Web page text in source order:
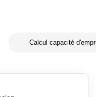
Calcul capacité